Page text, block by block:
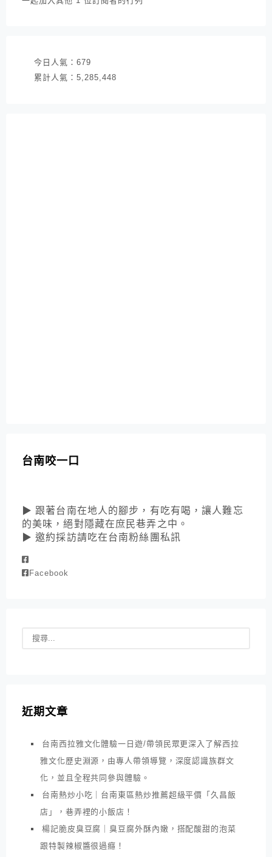
今日人氣： 679
累計人氣： 5,285,448
台南咬一口
▶ 跟著台南在地人的腳步，有吃有喝，讓人難忘
的美味，絕對隱藏在庶民巷弄之中。
▶ 邀約採訪請吃在台南粉絲團私訊
Facebook
近期文章
台南西拉雅文化體驗一日遊/帶領民眾更深入了解西拉
雅文化歷史淵源，由專人帶領導覽，深度認識族群文
化，並且全程共同參與體驗。
台南熱炒小吃｜台南東區熱炒推薦超級平價「久昌飯
店」，巷弄裡的小飯店！
楊記脆皮臭豆腐｜臭豆腐外酥內嫩，搭配酸甜的泡菜
跟特製辣椒醬很過癮！